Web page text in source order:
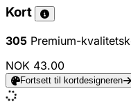
Kort
305 Premium-
NOK 43.00
Fortsett til kortdesigneren